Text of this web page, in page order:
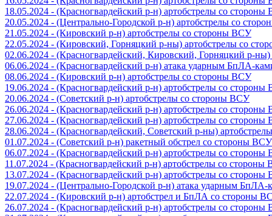
18.05.2024 - (Красногвардейский р-н) артобстрелы со
20.05.2024 - (Центрально-Городской р-н) артобстрелы со
21.05.2024 - (Кировский р-н) артобстрелы со стороны ВСУ
22.05.2024 - (Кировский, Горняцкий р-ны) артобстрелы со
02.06.2024 - (Красногвардейский, Кировский, Горняцкий р-
06.06.2024 - (Красногвардейский р-н) атака ударным БпЛА-
08.06.2024 - (Кировский р-н) артобстрелы со стороны ВСУ
19.06.2024 - (Красногвардейский р-н) артобстрелы со
20.06.2024 - (Советский р-н) артобстрелы со стороны ВСУ
26.06.2024 - (Красногвардейский р-н) артобстрелы со
27.06.2024 - (Красногвардейский р-н) артобстрелы со
28.06.2024 - (Красногвардейский, Советский р-ны)
01.07.2024 - (Советский р-н) ракетный обстрел со стороны ВСУ
06.07.2024 - (Красногвардейский р-н) артобстрелы со
11.07.2024 - (Красногвардейский р-н) артобстрелы со стороны
13.07.2024 - (Красногвардейский р-н) артобстрелы со
19.07.2024 - (Центрально-Городской р-н) атака ударным
22.07.2024 - (Кировский р-н) артобстрел и БпЛА со стороны
26.07.2024 - (Красногвардейский р-н) артобстрелы со